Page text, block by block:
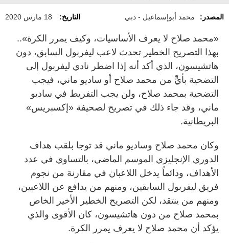
المصدر: محمد أبوإسماعيل - دبي التاريخ: 18 مارس 2020
«محمد صلاح لا يعرف الأساسيات، وكيف يمرر الكرة»..
بهذا التصريح الخطير تحدث لاعب ليفربول السابق، دون
هاتشيسون، الذي أكد أنه إذا اضطر نادي ليفربول إلى
التضحية بأيٍّ من محمد صلاح أو ساديو ماني، فيجب
التضحية بمحمد صلاح، ولن يجب التفريط في ساديو
ماني، وقد جاء ذلك في تصريح لصحيفة «إكسبريس»
البريطانية.
وكان محمد صلاح وساديو ماني قد توجا بلقب هداف
الدوري الإنجليزي الموسم الماضي، بالتساوي في عدد
الأهداف، ودائماً يدخل اللاعبان في مقارنة من نجوم
فريق ليفربول السابقين، ومنهم من يدافع عن اللاعبين،
ومنهم من ينتقد، لكن التصريح الخطير الأخير الخاص
بمحمد صلاح من دون هاتشيسون، كان الأقوى والذي
يؤكد أن محمد صلاح لا يعرف يمرر الكرة.